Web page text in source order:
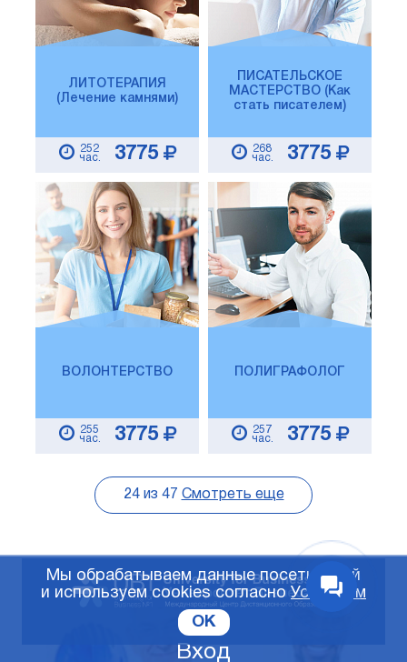
ЛИТОТЕРАПИЯ
(Лечение камнями)
252
час.
3775
ПИСАТЕЛЬСКОЕ
МАСТЕРСТВО (Как
стать писателем)
268
час.
3775
ВОЛОНТЕРСТВО
255
час.
3775
ПОЛИГРАФОЛОГ
257
час.
3775
24из 47 Смотреть еще
Вход
Мы обрабатываем данные посетителей
и используем cookies согласно Условиям
OK